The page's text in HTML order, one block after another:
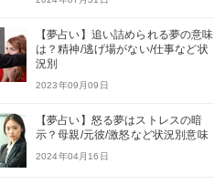
【夢占い】追い詰められる夢の意味
は？精神/逃げ場がない/仕事など状
況別
2023年09月09日
【夢占い】怒る夢はストレスの暗
示？母親/元彼/激怒など状況別意味
2024年04月16日